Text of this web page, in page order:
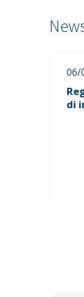
06/
Regolamento sugli imballaggi e rifiuti
di